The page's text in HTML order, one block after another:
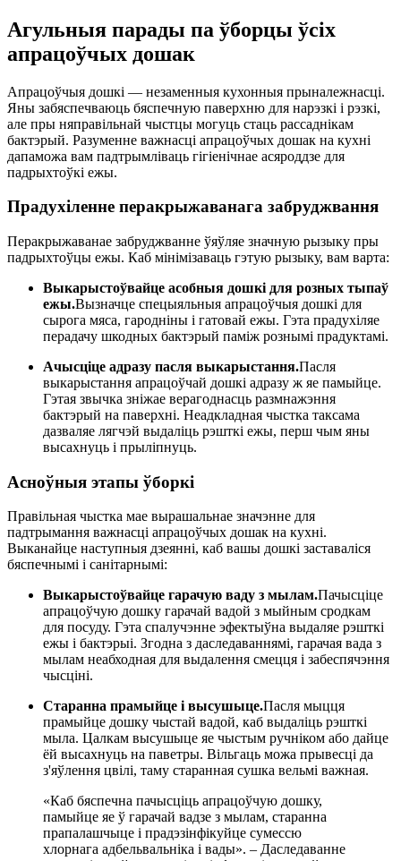
Агульныя парады па ўборцы ўсіх
апрацоўчых дошак
Апрацоўчыя дошкі — незаменныя кухонныя прыналежнасці.
Яны забяспечваюць бяспечную паверхню для нарэзкі і рэзкі,
але пры няправільнай чыстцы могуць стаць рассаднікам
бактэрый. Разуменне важнасці апрацоўчых дошак на кухні
дапаможа вам падтрымліваць гігіенічнае асяроддзе для
падрыхтоўкі ежы.
Прадухіленне перакрыжаванага забруджвання
Перакрыжаванае забруджванне ўяўляе значную рызыку пры
падрыхтоўцы ежы. Каб мінімізаваць гэтую рызыку, вам варта:
Выкарыстоўвайце асобныя дошкі для розных тыпаў
ежы.Вызначце спецыяльныя апрацоўчыя дошкі для
сырога мяса, гародніны і гатовай ежы. Гэта прадухіляе
перадачу шкодных бактэрый паміж рознымі прадуктамі.
Ачысціце адразу пасля выкарыстання.Пасля
выкарыстання апрацоўчай дошкі адразу ж яе памыйце.
Гэтая звычка зніжае верагоднасць размнажэння
бактэрый на паверхні. Неадкладная чыстка таксама
дазваляе лягчэй выдаліць рэшткі ежы, перш чым яны
высахнуць і прыліпнуць.
Асноўныя этапы ўборкі
Правільная чыстка мае вырашальнае значэнне для
падтрымання важнасці апрацоўчых дошак на кухні.
Выканайце наступныя дзеянні, каб вашы дошкі заставаліся
бяспечнымі і санітарнымі:
Выкарыстоўвайце гарачую ваду з мылам.Пачысціце
апрацоўчую дошку гарачай вадой з мыйным сродкам
для посуду. Гэта спалучэнне эфектыўна выдаляе рэшткі
ежы і бактэрыі. Згодна з даследаваннямі, гарачая вада з
мылам неабходная для выдалення смецця і забеспячэння
чысціні.
Старанна прамыйце і высушыце.Пасля мыцця
прамыйце дошку чыстай вадой, каб выдаліць рэшткі
мыла. Цалкам высушыце яе чыстым ручніком або дайце
ёй высахнуць на паветры. Вільгаць можа прывесці да
з'яўлення цвілі, таму старанная сушка вельмі важная.
«Каб бяспечна пачысціць апрацоўчую дошку,
памыйце яе ў гарачай вадзе з мылам, старанна
прапалашчыце і прадэзінфікуйце сумессю
хлорнага адбельвальніка і вады». – Даследаванне